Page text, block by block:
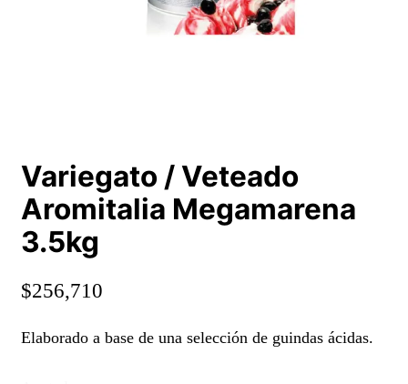
Variegato / Veteado
Aromitalia Megamarena
3.5kg
$256,710
Elaborado a base de una selección de guindas ácidas.